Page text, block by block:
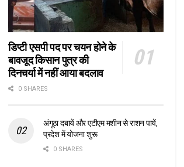
डिप्टी एसपी पद पर चयन होने के
बावजूद किसान पुत्र की
दिनचर्या में नहीं आया बदलाव
0 SHARES
अंगूठा दबायें और एटीएम मशीन से राशन पायें,
प्रदेश में योजना शुरू
0 SHARES